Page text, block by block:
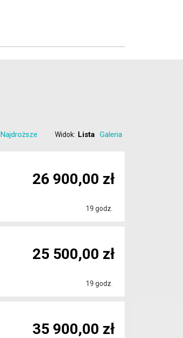
Najdroższe Widok: Lista Galeria
19 godz.
26 900,00 zł
19 godz.
25 500,00 zł
35 900,00 zł